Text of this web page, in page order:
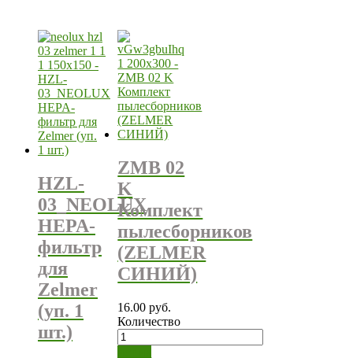
HZL-
03_NEOLUX
HEPA-
фильтр
для
Zelmer
(уп. 1
шт.)
ZMB 02
K
Комплект
пылесборников
(ZELMER
СИНИЙ)
16.00руб.
Количество